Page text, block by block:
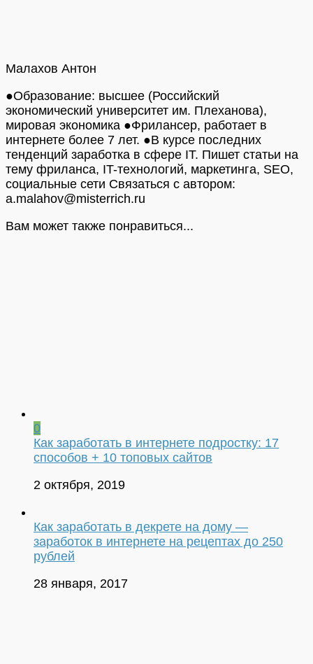
Малахов Антон
●Образование: высшее (Российский
экономический университет им. Плеханова),
мировая экономика ●Фрилансер, работает в
интернете более 7 лет. ●В курсе последних
тенденций заработка в сфере IT. Пишет статьи на
тему фриланса, IT-технологий, маркетинга, SEO,
социальные сети Связаться с автором:
a.malahov@misterrich.ru
Вам может также понравиться...
0
Как заработать в интернете подростку: 17
способов + 10 топовых сайтов
2 октября, 2019
Как заработать в декрете на дому —
заработок в интернете на рецептах до 250
рублей
28 января, 2017